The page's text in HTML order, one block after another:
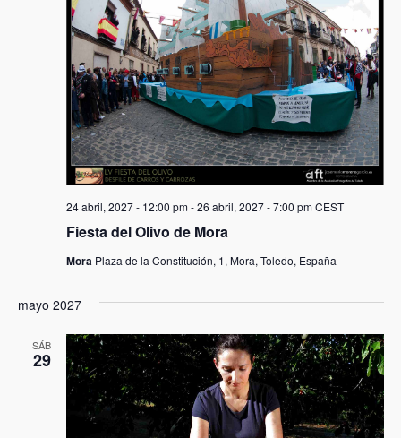
Fiesta del Olivo de Mora
24 abril, 2027 - 12:00 pm-26 abril, 2027 - 7:00 pm CEST
Mora Plaza de la Constitución, 1, Mora, Toledo, España
mayo 2027
SÁB
29